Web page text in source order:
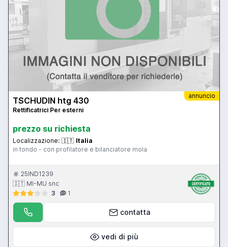
annuncio
TSCHUDIN htg 430
Rettificatrici Per esterni
prezzo su richiesta
Localizzazione: 🇮🇹 Italia
in tondo - con profilatore e bilanciatore mola
25IND1239
🇮🇹 MI-MU snc
3
1
contatta
vedi di più